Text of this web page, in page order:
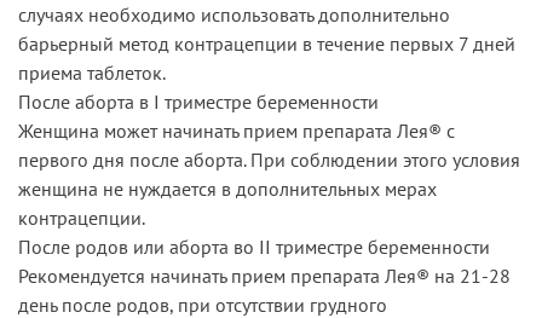
случаях необходимо использовать дополнительно
барьерный метод контрацепции в течение первых 7 дней
приема таблеток.
После аборта в I триместре беременности
Женщина может начинать прием препарата Лея® с
первого дня после аборта. При соблюдении этого условия
женщина не нуждается в дополнительных мерах
контрацепции.
После родов или аборта во II триместре беременности
Рекомендуется начинать прием препарата Лея® на 21-28
день после родов, при отсутствии грудного